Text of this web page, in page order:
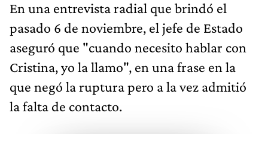
En una entrevista radial que brindó el
pasado 6 de noviembre, el jefe de Estado
aseguró que "cuando necesito hablar con
Cristina, yo la llamo", en una frase en la
que negó la ruptura pero a la vez admitió
la falta de contacto.